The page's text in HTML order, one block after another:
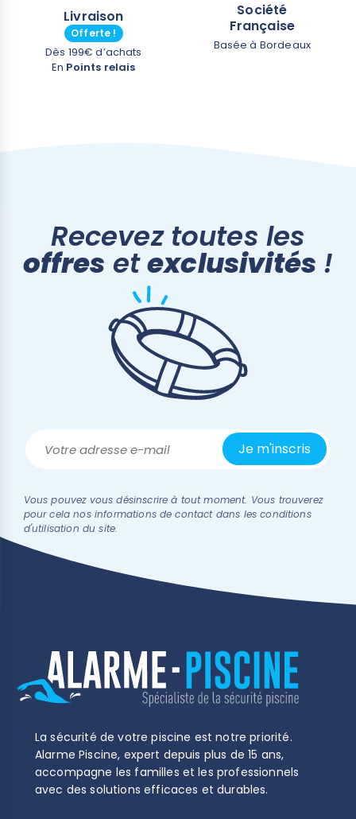
Livraison
Offerte !
Dès 199€ d’achats
En Points relais
Société
Française
Basée à Bordeaux
Recevez toutes les
offres etexclusivités !
Vous pouvez vous désinscrire à tout moment. Vous trouverez
pour cela nos informations de contact dans les conditions
d'utilisation du site.
La sécurité de votre piscine est notre priorité.
Alarme Piscine, expert depuis plus de 15 ans,
accompagne les familles et les professionnels
avec des solutions efficaces et durables.